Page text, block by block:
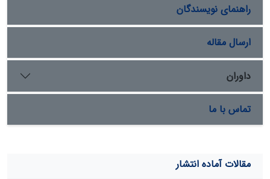
راهنمای نویسندگان
ارسال مقاله
داوران
تماس با ما
مقالات آماده انتشار